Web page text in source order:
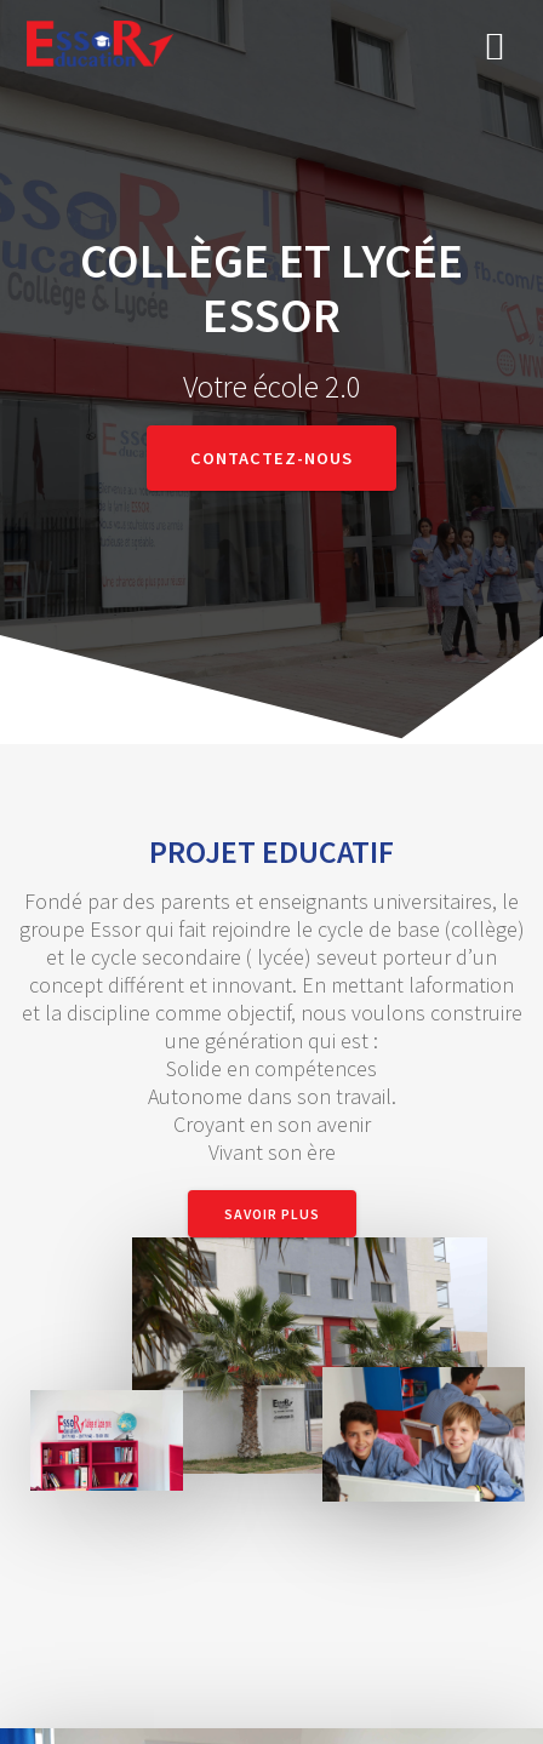
COLLÈGE ET LYCÉE
ESSOR
Votre école 2.0
CONTACTEZ-NOUS
PROJET EDUCATIF
Fondé par des parents et enseignants universitaires, le
groupe Essor qui fait rejoindre le cycle de base (collège)
et le cycle secondaire ( lycée) seveut porteur d’un
concept différent et innovant. En mettant laformation
et la discipline comme objectif, nous voulons construire
une génération qui est :
Solide en compétences
Autonome dans son travail.
Croyant en son avenir
Vivant son ère
SAVOIR PLUS